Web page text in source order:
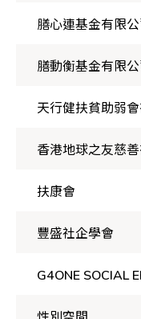
膳心連基金有限
膳動衡基金有限
天行健扶貧助弱
香港地球之友慈
扶康會
豐盛社企學會
G4ONE SOCIAL